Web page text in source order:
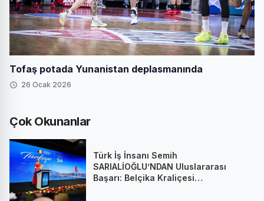
Tofaş potada Yunanistan deplasmanında
26 Ocak 2026
Çok Okunanlar
Türk İş İnsanı Semih
SARIALİOĞLU’NDAN Uluslararası
Başarı: Belçika Kraliçesi